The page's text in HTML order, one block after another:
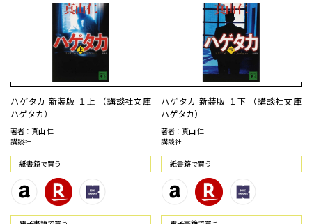
ハゲタカ 新装版 １上 （講談社文庫
ハゲタカ）
著者：真山 仁
講談社
紙書籍で買う
ハゲタカ 新装版 １下 （講談社文庫
ハゲタカ）
著者：真山 仁
講談社
紙書籍で買う